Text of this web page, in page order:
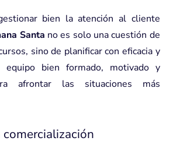
bien la atención al cliente
Santa no es solo una cuestión de
sino de planificar con eficacia y
equipo bien formado, motivado y
afrontar las situaciones más
comercialización